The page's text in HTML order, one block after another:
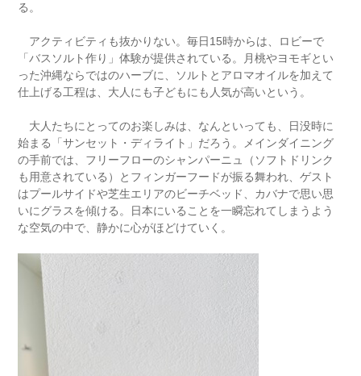
る。
アクティビティも抜かりない。毎日15時からは、ロビーで
「バスソルト作り」体験が提供されている。月桃やヨモギとい
った沖縄ならではのハーブに、ソルトとアロマオイルを加えて
仕上げる工程は、大人にも子どもにも人気が高いという。
大人たちにとってのお楽しみは、なんといっても、日没時に
始まる「サンセット・ディライト」だろう。メインダイニング
の手前では、フリーフローのシャンパーニュ（ソフトドリンク
も用意されている）とフィンガーフードが振る舞われ、ゲスト
はプールサイドや芝生エリアのビーチベッド、カバナで思い思
いにグラスを傾ける。日本にいることを一瞬忘れてしまうよう
な空気の中で、静かに心がほどけていく。